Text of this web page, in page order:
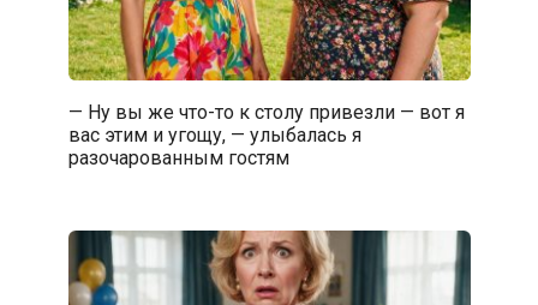
— Ну вы же что-то к столу привезли — вот я
вас этим и угощу, — улыбалась я
разочарованным гостям